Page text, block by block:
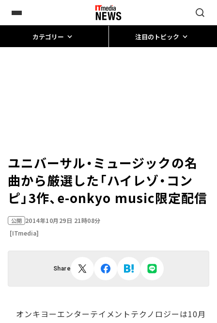
カテゴリー 注目のトピック
ユニバーサル・ミュージックの名
曲から厳選した「ハイレゾ・コン
ピ」3作、e-onkyo music限定配信
公開 2014年10月29日 21時08分
[ITmedia]
Share
オンキヨーエンターテイメントテクノロジーは10月